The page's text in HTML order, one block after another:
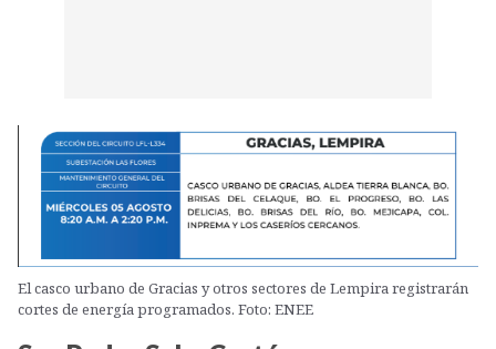
El casco urbano de Gracias y otros sectores de Lempira registrarán
cortes de energía programados. Foto: ENEE